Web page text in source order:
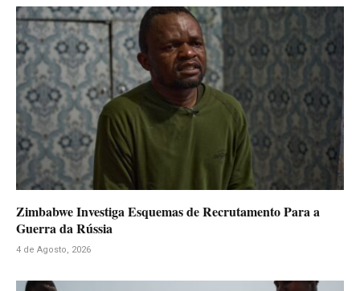
Zimbabwe Investiga Esquemas de Recrutamento Para a
Guerra da Rússia
4 de Agosto, 2026